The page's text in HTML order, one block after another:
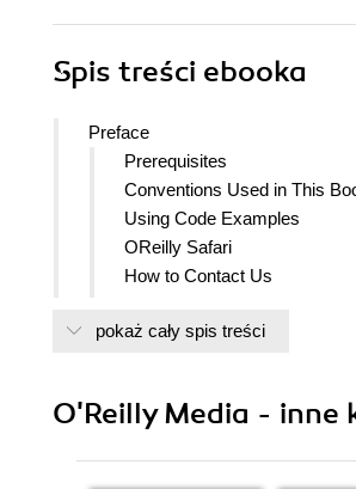
Spis treści ebooka
Preface
Prerequisites
Conventions Used in This
Using Code Examples
OReilly Safari
How to Contact Us
Acknowledgments
Developer Experience
pokaż cały spis treści
O'Reilly Media - inne